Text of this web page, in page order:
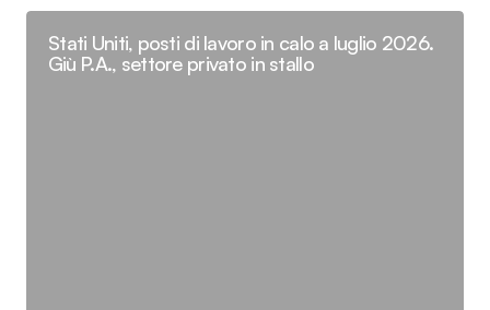
Stati Uniti, posti di lavoro in calo a luglio 2026.
Giù P.A., settore privato in stallo